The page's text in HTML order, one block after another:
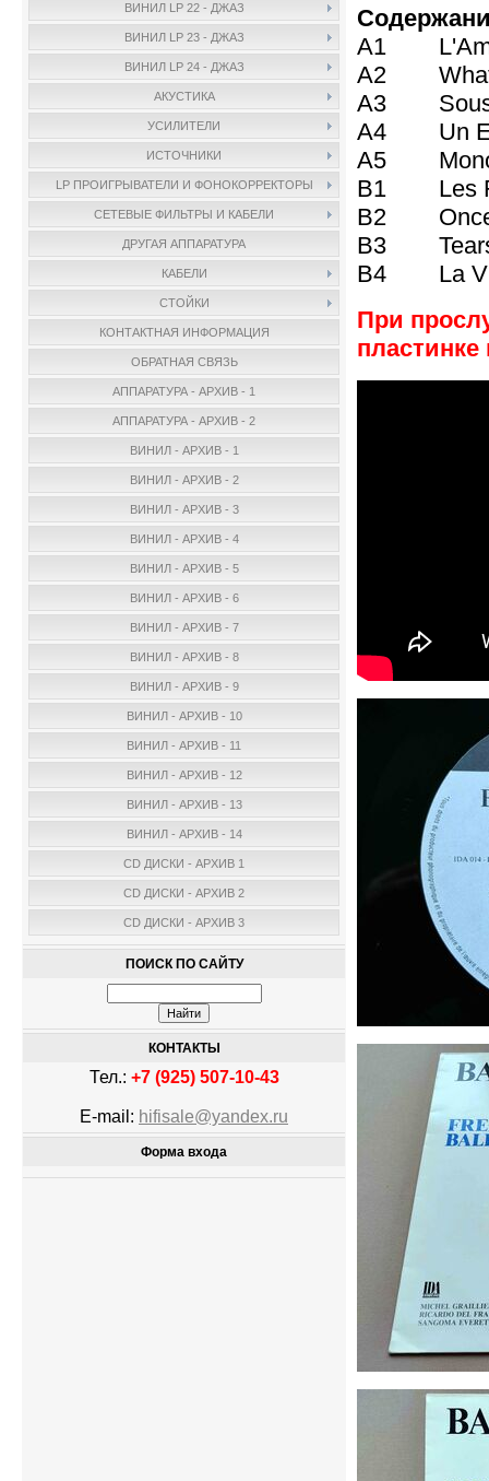
ВИНИЛ LP 22 - ДЖАЗ
ВИНИЛ LP 23 - ДЖАЗ
ВИНИЛ LP 24 - ДЖАЗ
АКУСТИКА
УСИЛИТЕЛИ
ИСТОЧНИКИ
LP ПРОИГРЫВАТЕЛИ И ФОНОКОРРЕКТОРЫ
СЕТЕВЫЕ ФИЛЬТРЫ И КАБЕЛИ
ДРУГАЯ АППАРАТУРА
КАБЕЛИ
СТОЙКИ
КОНТАКТНАЯ ИНФОРМАЦИЯ
ОБРАТНАЯ СВЯЗЬ
АППАРАТУРА - АРХИВ - 1
АППАРАТУРА - АРХИВ - 2
ВИНИЛ - АРХИВ - 1
ВИНИЛ - АРХИВ - 2
ВИНИЛ - АРХИВ - 3
ВИНИЛ - АРХИВ - 4
ВИНИЛ - АРХИВ - 5
ВИНИЛ - АРХИВ - 6
ВИНИЛ - АРХИВ - 7
ВИНИЛ - АРХИВ - 8
ВИНИЛ - АРХИВ - 9
ВИНИЛ - АРХИВ - 10
ВИНИЛ - АРХИВ - 11
ВИНИЛ - АРХИВ - 12
ВИНИЛ - АРХИВ - 13
ВИНИЛ - АРХИВ - 14
CD ДИСКИ - АРХИВ 1
CD ДИСКИ - АРХИВ 2
CD ДИСКИ - АРХИВ 3
ПОИСК ПО САЙТУ
КОНТАКТЫ
Тел.: +7 (925) 507-10-43
E-mail: hifisale@yandex.ru
Форма входа
A1 L'Ame
A2 What
A3 Sous
A4 Un
A5 Monoir
B1 Les
B2 Once
B3 Tears
B4 La Vie
При